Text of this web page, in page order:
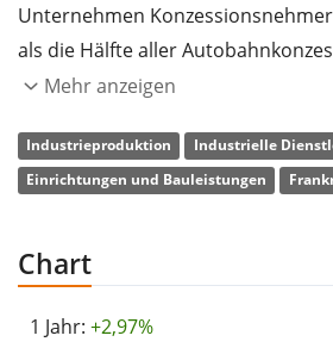
Unternehmen
als die Hälfte aller
Andererseits entwickelt und
Verkehrsinfrastruktur und
rund 20 Ländern, wozu Flughäfen,
Darüber hinaus werden jegliche
Baudienstleistungen im Hoch- und
Verkehrswegebau und kommunaler
Mehr anzeigen
Industrieproduktion
Industrielle
Einrichtungen und Bauleistungen
Chart
1 Jahr: +2,97%